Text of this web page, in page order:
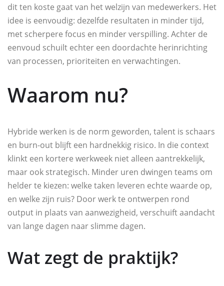
dit ten koste gaat van het welzijn van medewerkers. Het
idee is eenvoudig: dezelfde resultaten in minder tijd,
met scherpere focus en minder verspilling. Achter de
eenvoud schuilt echter een doordachte herinrichting
van processen, prioriteiten en verwachtingen.
Waarom nu?
Hybride werken is de norm geworden, talent is schaars
en burn-out blijft een hardnekkig risico. In die context
klinkt een kortere werkweek niet alleen aantrekkelijk,
maar ook strategisch. Minder uren dwingen teams om
helder te kiezen: welke taken leveren echte waarde op,
en welke zijn ruis? Door werk te ontwerpen rond
output in plaats van aanwezigheid, verschuift aandacht
van lange dagen naar slimme dagen.
Wat zegt de praktijk?